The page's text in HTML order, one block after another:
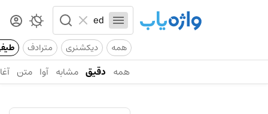
همه دیکشنری مترادف
همه دقیق مشابه آوا متن